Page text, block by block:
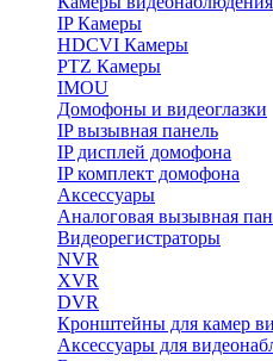
IP Камеры
HDCVI Камеры
PTZ Камеры
IMOU
Домофоны и видеоглазки
IP вызывная панель
IP дисплей домофона
IP комплект домофона
Аксессуары
Аналоговая вызывная
Видеорегистраторы
NVR
XVR
DVR
Кронштейны для камер
Аксессуары для